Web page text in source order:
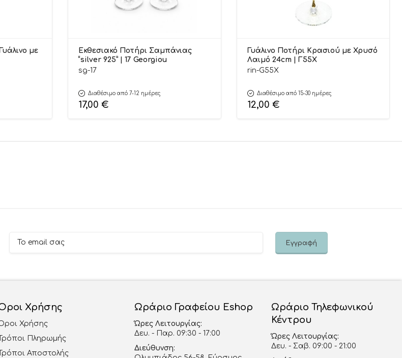
με
Εκθεσιακό Ποτήρι Σαμπάνιας
“silver 925” | 17 Georgiou
sg-17
Διαθέσιμο από 7-12 ημέρες
17,00 €
Γυάλινο Ποτήρι Κρασιού με Χρυσό
Λαιμό 24cm | Γ55Χ
rin-G55X
Διαθέσιμο από 15-30 ημέρες
12,00 €
Χρήσης
Χρήσης
Τρόποι Πληρωμής
Τρόποι Αποστολής
Ωράριο Γραφείου Eshop
Ώρες Λειτουργίας:
Δευ. - Παρ. 09:30 - 17:00
Διεύθυνση:
Ωράριο Τηλεφωνικού
Κέντρου
Ώρες Λειτουργίας:
Δευ. - Σαβ. 09:00 - 21:00